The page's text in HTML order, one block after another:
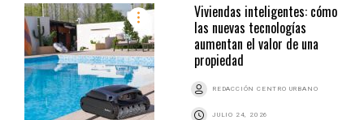
Viviendas inteligentes: cómo
las nuevas tecnologías
aumentan el valor de una
propiedad
REDACCIÓN CENTRO URBANO
JULIO 24, 2026